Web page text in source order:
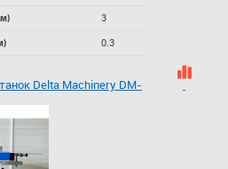
3
0.3
Delta Machinery DM-